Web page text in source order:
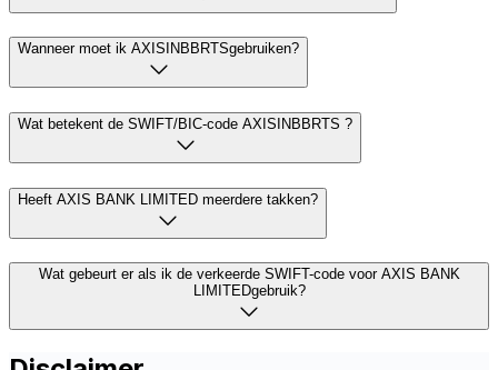
Wanneer moet ik AXISINBBRTSgebruiken?
Wat betekent de SWIFT/BIC-code AXISINBBRTS ?
Heeft AXIS BANK LIMITED meerdere takken?
Wat gebeurt er als ik de verkeerde SWIFT-code voor AXIS BANK
LIMITEDgebruik?